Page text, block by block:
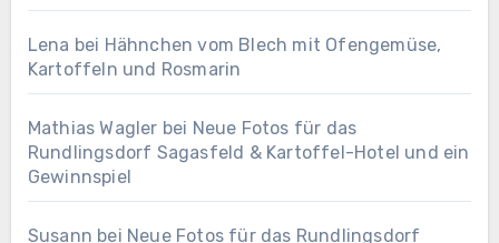
Lena bei Hähnchen vom Blech mit Ofengemüse,
Kartoffeln und Rosmarin
Mathias Wagler bei Neue Fotos für das
Rundlingsdorf Sagasfeld & Kartoffel-Hotel und ein
Gewinnspiel
Susann bei Neue Fotos für das Rundlingsdorf